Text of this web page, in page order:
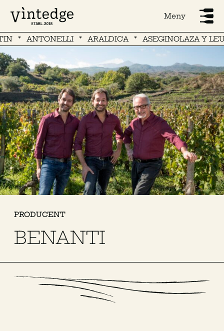
Meny
ANTONELLI ARALDICA ASEGINOLAZA Y
PRODUCENT
BENANTI